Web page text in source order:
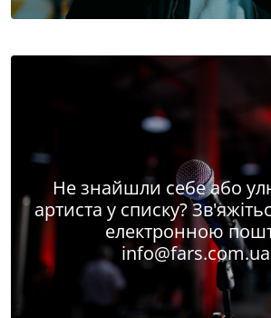
Не знайшли себе або
артиста у списку?
електронною
info@fars.com.ua